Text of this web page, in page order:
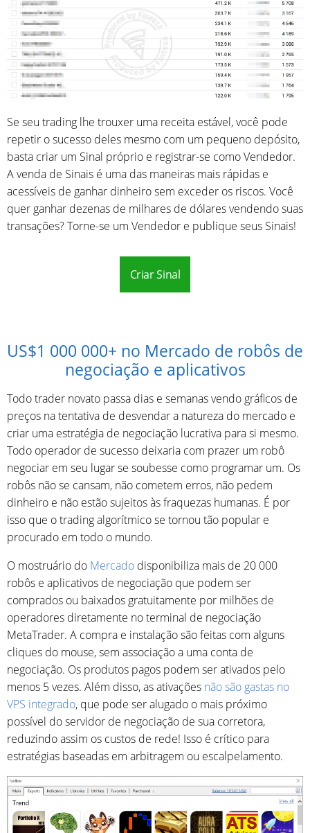
Se seu trading lhe trouxer uma receita estável, você pode
repetir o sucesso deles mesmo com um pequeno depósito,
basta criar um Sinal próprio e registrar-se como Vendedor.
A venda de Sinais é uma das maneiras mais rápidas e
acessíveis de ganhar dinheiro sem exceder os riscos. Você
quer ganhar dezenas de milhares de dólares vendendo suas
transações? Torne-se um Vendedor e publique seus Sinais!
Criar Sinal
US$1 000 000+ no Mercado de robôs de
negociação e aplicativos
Todo trader novato passa dias e semanas vendo gráficos de
preços na tentativa de desvendar a natureza do mercado e
criar uma estratégia de negociação lucrativa para si mesmo.
Todo operador de sucesso deixaria com prazer um robô
negociar em seu lugar se soubesse como programar um. Os
robôs não se cansam, não cometem erros, não pedem
dinheiro e não estão sujeitos às fraquezas humanas. É por
isso que o trading algorítmico se tornou tão popular e
procurado em todo o mundo.
O mostruário do Mercado disponibiliza mais de 20 000
robôs e aplicativos de negociação que podem ser
comprados ou baixados gratuitamente por milhões de
operadores diretamente no terminal de negociação
MetaTrader. A compra e instalação são feitas com alguns
cliques do mouse, sem associação a uma conta de
negociação. Os produtos pagos podem ser ativados pelo
menos 5 vezes. Além disso, as ativações não são gastas no
VPS integrado, que pode ser alugado o mais próximo
possível do servidor de negociação de sua corretora,
reduzindo assim os custos de rede! Isso é crítico para
estratégias baseadas em arbitragem ou escalpelamento.